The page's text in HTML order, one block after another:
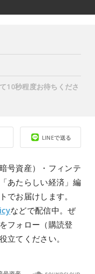
LINEで送る
号資産）・フィンテ
あたらしい経済」編
でお届けします。
などで配信中。ぜ
フォロー（購読登
立てください。
10秒程度お待ちくださ